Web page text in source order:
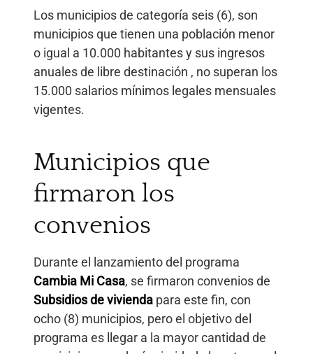
Los municipios de categoría seis (6), son
municipios que tienen una población menor
o igual a 10.000 habitantes y sus ingresos
anuales de libre destinación , no superan los
15.000 salarios mínimos legales mensuales
vigentes.
Municipios que
firmaron los
convenios
Durante el lanzamiento del programa
Cambia Mi Casa, se firmaron convenios de
Subsidios de vivienda para este fin, con
ocho (8) municipios, pero el objetivo del
programa es llegar a la mayor cantidad de